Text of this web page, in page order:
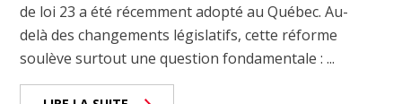
de loi 23 a été récemment adopté au Québec. Au-
delà des changements législatifs, cette réforme
soulève surtout une question fondamentale : ...